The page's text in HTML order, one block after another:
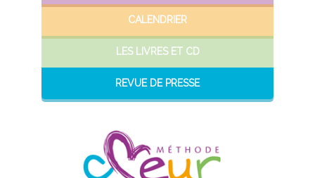
CALENDRIER
LES LIVRES ET CD
REVUE DE PRESSE